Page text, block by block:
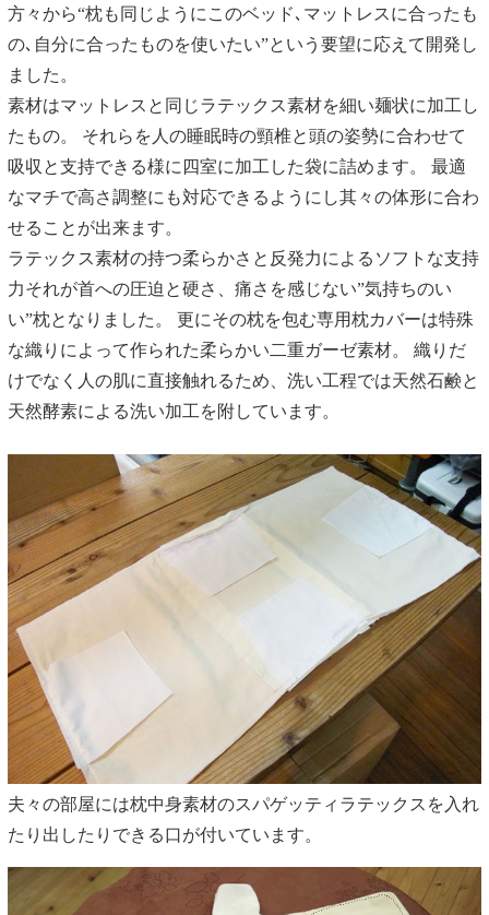
方々から“枕も同じようにこのベッド､マットレスに合ったも
の､自分に合ったものを使いたい”という要望に応えて開発し
ました。
素材はマットレスと同じラテックス素材を細い麺状に加工し
たもの。 それらを人の睡眠時の頸椎と頭の姿勢に合わせて
吸収と支持できる様に四室に加工した袋に詰めます。 最適
なマチで高さ調整にも対応できるようにし其々の体形に合わ
せることが出来ます。
ラテックス素材の持つ柔らかさと反発力によるソフトな支持
力それが首への圧迫と硬さ、痛さを感じない”気持ちのい
い”枕となりました。 更にその枕を包む専用枕カバーは特殊
な織りによって作られた柔らかい二重ガーゼ素材。 織りだ
けでなく人の肌に直接触れるため、洗い工程では天然石鹸と
天然酵素による洗い加工を附しています。
夫々の部屋には枕中身素材のスパゲッティラテックスを入れ
たり出したりできる口が付いています。